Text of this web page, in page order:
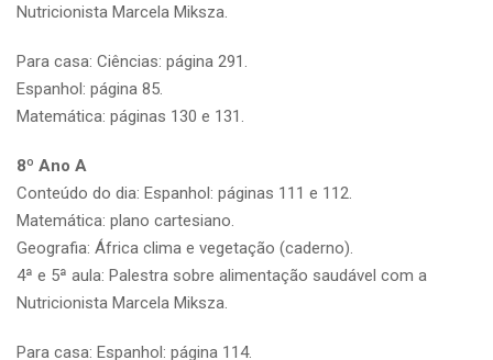
Nutricionista Marcela Miksza.
Para casa: Ciências: página 291.
Espanhol: página 85.
Matemática: páginas 130 e 131.
8º Ano A
Conteúdo do dia: Espanhol: páginas 111 e 112.
Matemática: plano cartesiano.
Geografia: África clima e vegetação (caderno).
4ª e 5ª aula: Palestra sobre alimentação saudável com a
Nutricionista Marcela Miksza.
Para casa: Espanhol: página 114.